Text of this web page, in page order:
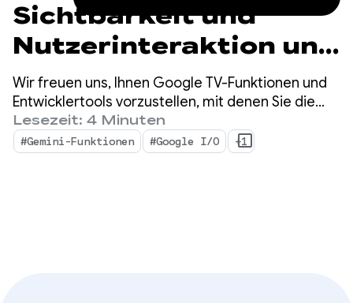
Sichtbarkeit und
Nutzerinteraktion und
‑bindung von Apps auf
Google TV steigern
Wir freuen uns, Ihnen Google TV-Funktionen und
Entwicklertools vorzustellen, mit denen Sie die
Auffindbarkeit Ihrer Inhalte verbessern und Ihre
App für zukünftige TV-Erlebnisse vorbereiten
können.
Lesezeit: 4 Minuten
#Gemini-Funktionen #Google I/O +1